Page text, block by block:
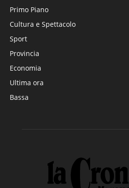
Primo Piano
Cultura e Spettacolo
Sport
Provincia
Economia
Ultima ora
Bassa